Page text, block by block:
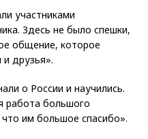
участниками
Здесь не было спешки,
общение, которое
друзья».
о России и научились.
работа большого
что им большое спасибо».